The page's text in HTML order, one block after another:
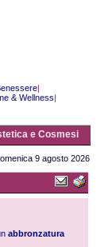
|
& Wellness|
e Cosmesi
9 agosto 2026
abbronzatura